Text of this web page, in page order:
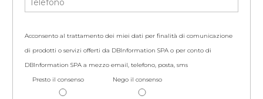
Acconsento al trattamento dei miei dati per finalità di comunicazione
di prodotti o servizi offerti da DBInformation SPA o per conto di
DBInformation SPA a mezzo email, telefono, posta, sms
Presto il consenso
Nego il consenso